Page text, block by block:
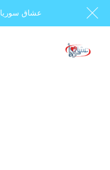
عشاق سوريا